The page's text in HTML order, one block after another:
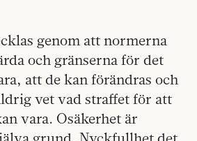
genom att normerna
och gränserna för det
att de kan förändras och
vet vad straffet för att
vara. Osäkerhet är